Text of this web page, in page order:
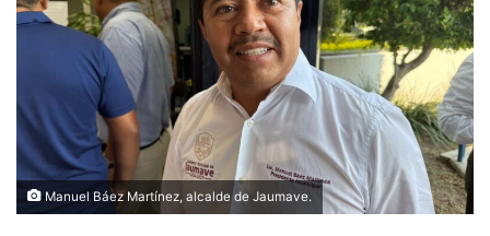
Manuel Báez Martínez, alcalde de Jaumave.